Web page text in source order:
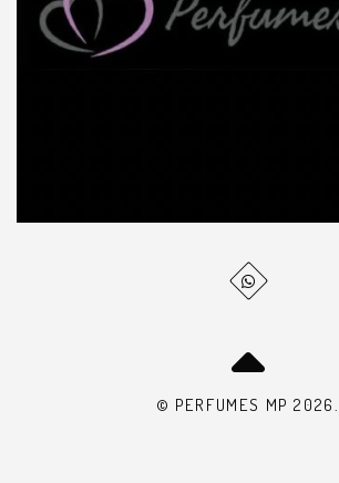
© PERFUMES MP 2026.